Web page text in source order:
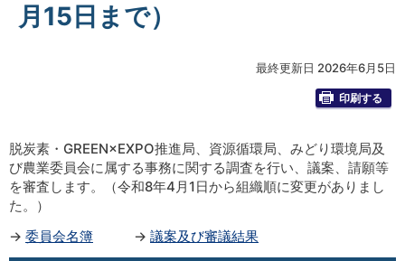
月15日まで）
最終更新日 2026年6月5日
印刷する
脱炭素・GREEN×EXPO推進局、資源循環局、みどり環境局及
び農業委員会に属する事務に関する調査を行い、議案、請願等
を審査します。（令和8年4月1日から組織順に変更がありまし
た。）
→ 委員会名簿 → 議案及び審議結果